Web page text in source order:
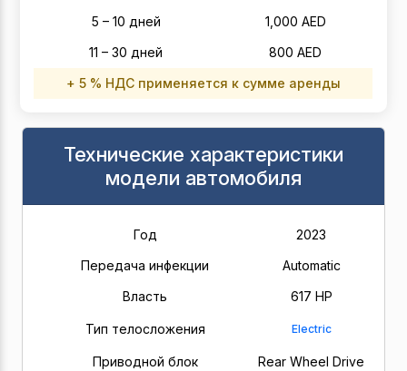
5 – 10 дней
1,000 AED
11 – 30 дней
800 AED
+ 5 % НДС применяется к сумме аренды
Технические характеристики
модели автомобиля
Год
2023
Передача инфекции
Automatic
Власть
617 HP
Тип телосложения Electric
Приводной блок
Rear Wheel Drive